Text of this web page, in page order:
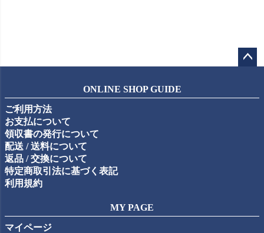
ップ
ONLINE SHOP GUIDE
ご利用方法
お支払について
領収書の発行について
配送 / 送料について
返品 / 交換について
特定商取引法に基づく表記
利用規約
MY PAGE
マイページ